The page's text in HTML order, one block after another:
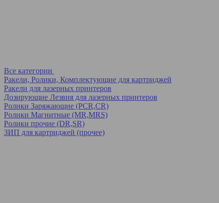
Все категории
Ракели, Ролики, Комплектующие для картриджей
Ракели для лазерных принтеров
Дозирующие Лезвия для лазерных принтеров
Ролики Заряжающие (PCR,CR)
Ролики Магнитные (MR,MRS)
Ролики прочие (DR,SR)
ЗИП для картриджей (прочее)